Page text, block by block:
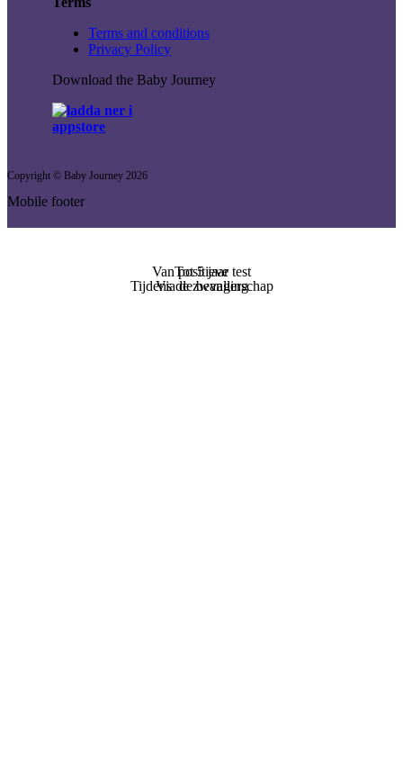
Van positieve test
Tijdens de zwangerschap
Via de bevalling
Tot 5 jaar
Terms and conditions
Privacy Policy
Download the Baby Journey
Copyright © Baby Journey 2026
Mobile footer